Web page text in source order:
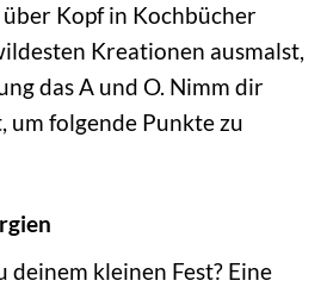
Kopf in Kochbücher
Kreationen ausmalst,
das A und O. Nimm dir
um folgende Punkte zu
deinem kleinen Fest? Eine